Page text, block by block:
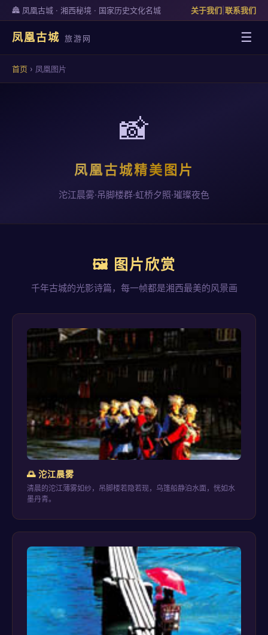
🏯 凤凰古城 · 湘西秘境 · 国家历史文化名城 关于我们 联系我们
凤凰古城 旅游网 ☰
首页 › 凤凰图片
📸
凤凰古城精美图片
沱江晨雾·吊脚楼群·虹桥夕照·璀璨夜色
🖼 图片欣赏
千年古城的光影诗篇，每一帧都是湘西最美的风景画
🌅 沱江晨雾
清晨的沱江薄雾如纱，吊脚楼若隐若现，乌篷船静泊水面，恍如水
墨丹青。